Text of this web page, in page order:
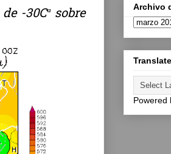
-30Cª sobre
Archivo
Translate
Powered